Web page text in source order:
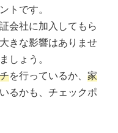
トです。
会社に加入してもら
きな影響はありませ
しょう。
を行っているか、 家
るかも、チェックポ